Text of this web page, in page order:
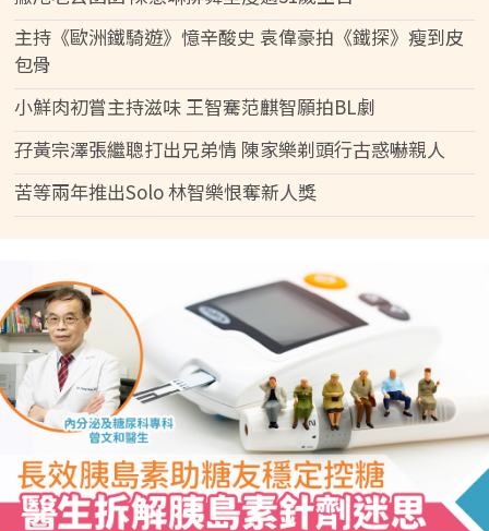
主持《歐洲鐵騎遊》憶辛酸史 袁偉豪拍《鐵探》瘦到皮
包骨
小鮮肉初嘗主持滋味 王智騫范麒智願拍BL劇
孖黃宗澤張繼聰打出兄弟情 陳家樂剃頭行古惑嚇親人
苦等兩年推出Solo 林智樂恨奪新人獎